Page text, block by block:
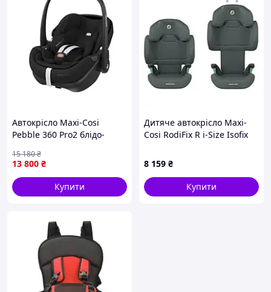
Автокрісло Maxi-Cosi
Pebble 360 Pro2 блідо-
vart)
13 800 ₴
15 180₴
Купити
Дитяче автокрісло Maxi-
Cosi RodiFix R i-Size Isofix
8 159 ₴
Купити